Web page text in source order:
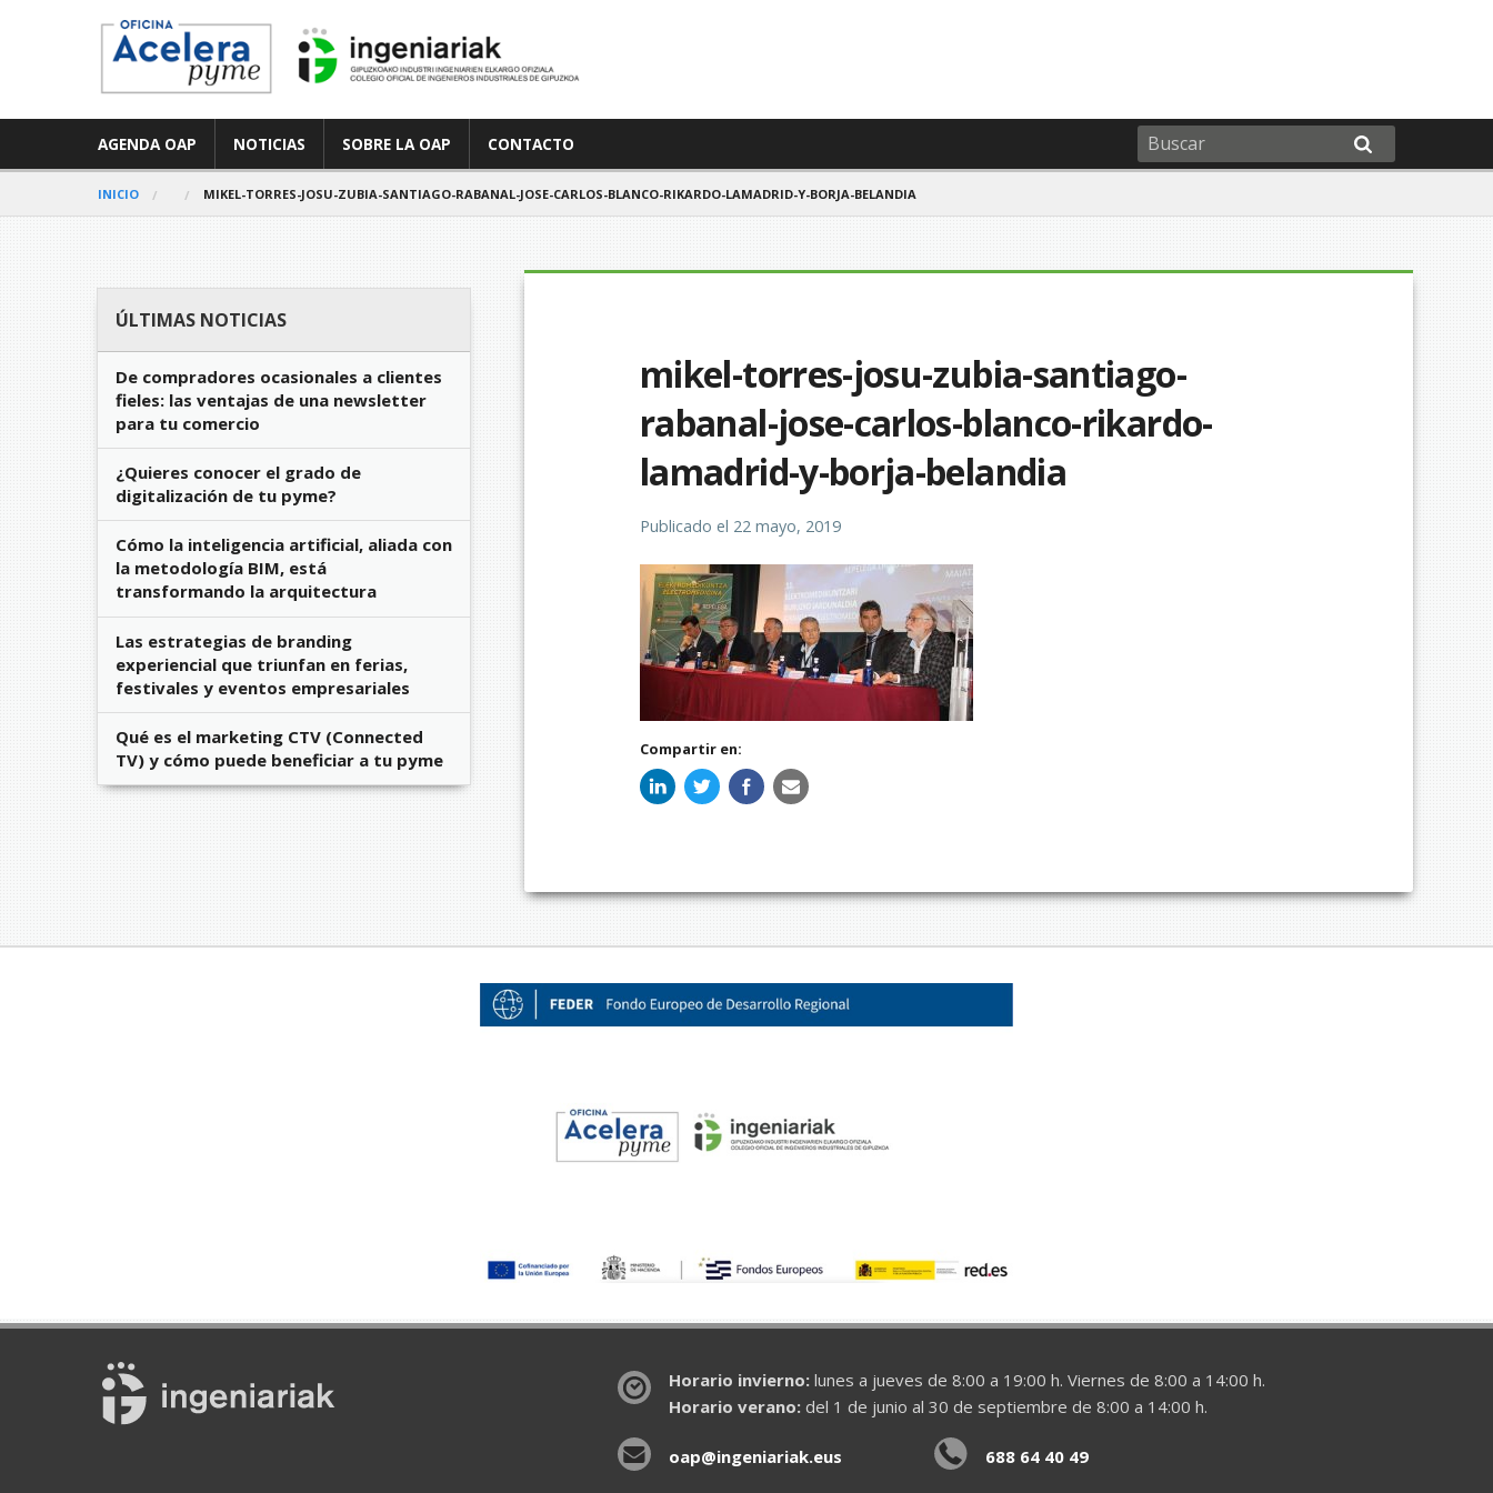
AGENDA OAP NOTICIAS SOBRE LA OAP CONTACTO
INICIO MIKEL-TORRES-JOSU-ZUBIA-SANTIAGO-RABANAL-JOSE-CARLOS-BLANCO-RIKARDO-LAMADRID-Y-BORJA-BELANDIA
mikel-torres-josu-zubia-santiago-
rabanal-jose-carlos-blanco-rikardo-
lamadrid-y-borja-belandia
Publicado el 22 mayo, 2019
Compartir en:
ÚLTIMAS NOTICIAS
De compradores ocasionales a clientes
fieles: las ventajas de una newsletter
para tu comercio
¿Quieres conocer el grado de
digitalización de tu pyme?
Cómo la inteligencia artificial, aliada con
la metodología BIM, está
transformando la arquitectura
Las estrategias de branding
experiencial que triunfan en ferias,
festivales y eventos empresariales
Qué es el marketing CTV (Connected
TV) y cómo puede beneficiar a tu pyme
Horario invierno:lunes a jueves de 8:00 a 19:00 h. Viernes de 8:00 a 14:00 h.
Horario verano:del 1 de junio al 30 de septiembre de 8:00 a 14:00 h.
oap@ingeniariak.eus 688 64 40 49